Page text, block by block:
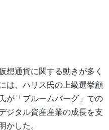
想通貨に関する動きが多く
は、ハリス氏の上級選挙顧
が「ブルームバーグ」での
ジタル資産産業の成長を支
かした。